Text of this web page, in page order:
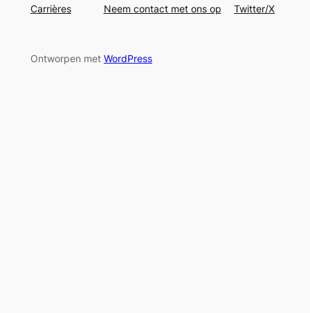
Carrières
Neem contact met ons op
Twitter/X
Ontworpen met WordPress